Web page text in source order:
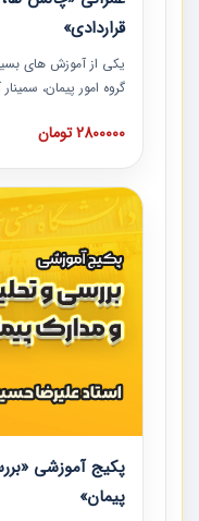
قراردادی»
یکی از آموزش‏‏‏‏‏‏ های
گروه امور پیمان،
های عمرانی» چالش
است که در محل
مدارک پیمان به
2800000 تومان
پکیج آموزشی
پیمان»